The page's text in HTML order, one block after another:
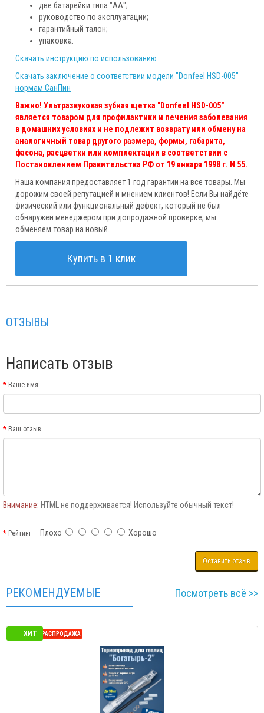
две батарейки типа "АА";
руководство по эксплуатации;
гарантийный талон;
упаковка.
Скачать инструкцию по использованию
Скачать заключение о соответствии модели "Donfeel HSD-005"
нормам СанПин
Важно! Ультразвуковая зубная щетка "Donfeel HSD-005"
является товаром для профилактики и лечения заболевания
в домашних условиях и не подлежит возврату или обмену на
аналогичный товар другого размера, формы, габарита,
фасона, расцветки или комплектации в соответствии с
Постановлением Правительства РФ от 19 января 1998 г. N 55.
Наша компания предоставляет 1 год гарантии на все товары. Мы
дорожим своей репутацией и мнением клиентов! Если Вы найдёте
физический или функциональный дефект, который не был
обнаружен менеджером при допродажной проверке, мы
обменяем товар на новый.
Купить в 1 клик
ОТЗЫВЫ
Написать отзыв
Ваше имя:
Ваш отзыв
Внимание: HTML не поддерживается! Используйте обычный текст!
РейтингПлохо Хорошо
Оставить отзыв
РЕКОМЕНДУЕМЫЕ Посмотреть всё >>
ХИТ
СЕЗОННАЯ РАСПРОДАЖА